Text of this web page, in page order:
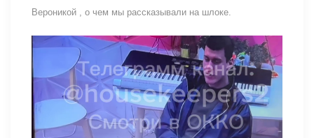
Вероникой , о чем мы рассказывали на шлоке.